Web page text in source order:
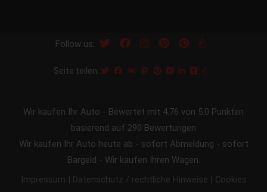
Follow us:
Seite teilen:
Wir kaufen Ihr Auto - Bewertet mit 4.76 von 5.0 Punkten
basierend auf 290 Bewertungen
Wir kaufen Ihr Auto heute ab - sofort Abmeldung - sofort
Bargeld - Wir kaufen Ihren Wagen.
Impressum | Datenschutz / rechtliche Hinweise | Cookies